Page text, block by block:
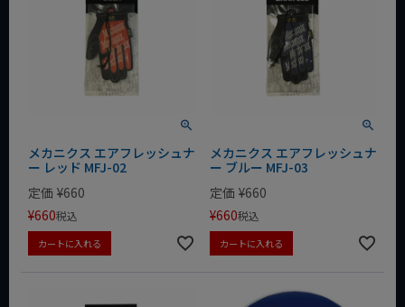
メカニクス エアフレッシュナ
ー レッド MFJ-02
定価 ¥660
¥660税込
カートに入れる
メカニクス エアフレッシュナ
ー ブルー MFJ-03
定価 ¥660
¥660税込
カートに入れる